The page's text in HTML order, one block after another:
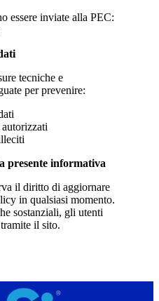
essere inviate alla PEC:
tecniche e
per prevenire:
presente informativa
il diritto di aggiornare
in qualsiasi momento.
sostanziali, gli utenti
il sito.